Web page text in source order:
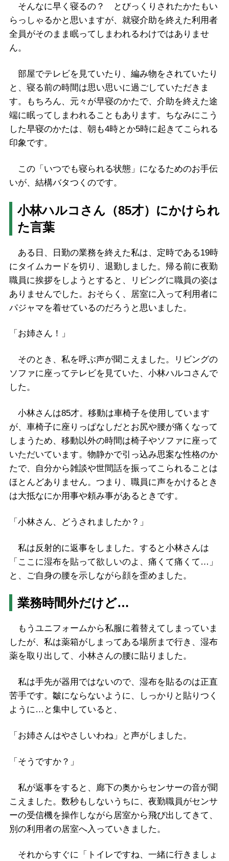
そんなに早く寝るの？ とびっくりされたかたもい
らっしゃるかと思いますが、就寝介助を終えた利用者
全員がそのまま眠ってしまわれるわけではありませ
ん。
部屋でテレビを見ていたり、編み物をされていたり
と、寝る前の時間は思い思いに過ごしていただきま
す。もちろん、元々が早寝のかたで、介助を終えた途
端に眠ってしまわれることもあります。ちなみにこう
した早寝のかたは、朝も4時とか5時に起きてこられる
印象です。
この「いつでも寝られる状態」になるためのお手伝
いが、結構バタつくのです。
小林ハルコさん（85才）にかけられ
た言葉
ある日、日勤の業務を終えた私は、定時である19時
にタイムカードを切り、退勤しました。帰る前に夜勤
職員に挨拶をしようとすると、リビングに職員の姿は
ありませんでした。おそらく、居室に入って利用者に
パジャマを着せているのだろうと思いました。
「お姉さん！」
そのとき、私を呼ぶ声が聞こえました。リビングの
ソファに座ってテレビを見ていた、小林ハルコさんで
した。
小林さんは85才。移動は車椅子を使用しています
が、車椅子に座りっぱなしだとお尻や腰が痛くなって
しまうため、移動以外の時間は椅子やソファに座って
いただいています。物静かで引っ込み思案な性格のか
たで、自分から雑談や世間話を振ってこられることは
ほとんどありません。つまり、職員に声をかけるとき
は大抵なにか用事や頼み事があるときです。
「小林さん、どうされましたか？」
私は反射的に返事をしました。すると小林さんは
「ここに湿布を貼って欲しいのよ、痛くて痛くて…」
と、ご自身の腰を示しながら顔を歪めました。
業務時間外だけど…
もうユニフォームから私服に着替えてしまっていま
したが、私は薬箱がしまってある場所まで行き、湿布
薬を取り出して、小林さんの腰に貼りました。
私は手先が器用ではないので、湿布を貼るのは正直
苦手です。皺にならないように、しっかりと貼りつく
ように…と集中していると、
「お姉さんはやさしいわね」と声がしました。
「そうですか？」
私が返事をすると、廊下の奥からセンサーの音が聞
こえました。数秒もしないうちに、夜勤職員がセンサ
ーの受信機を操作しながら居室から飛び出してきて、
別の利用者の居室へ入っていきました。
それからすぐに「トイレですね、一緒に行きましょ